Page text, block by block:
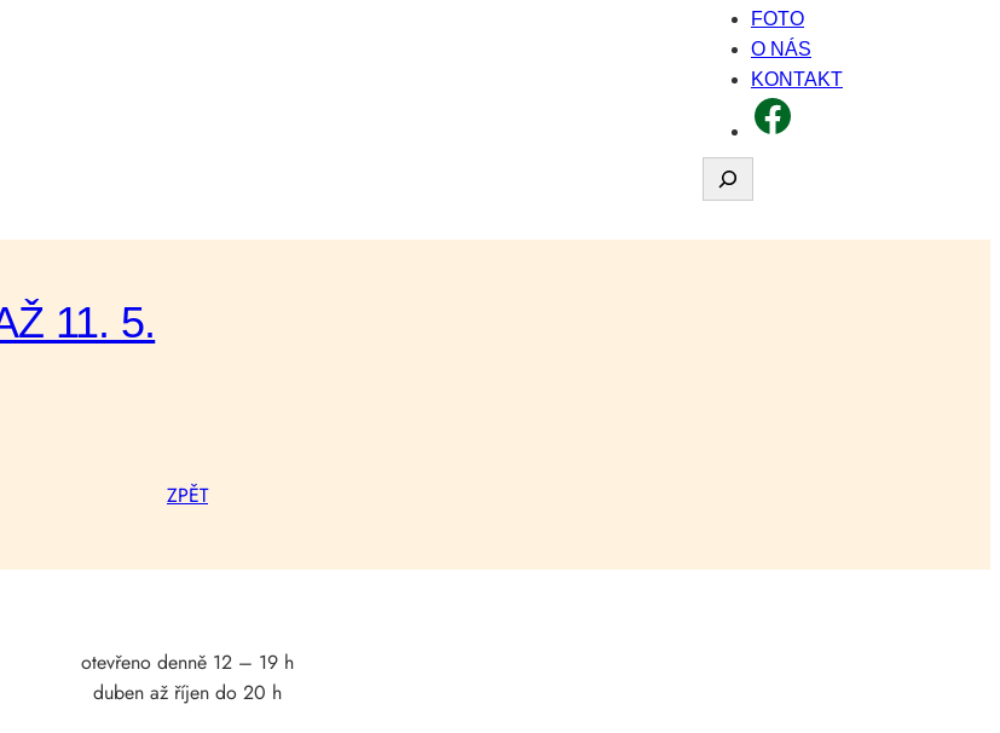
FOTO
O NÁS
KONTAKT
FACEBOOK
Hledat
11. 5.
ZPĚT
otevřeno denně 12 – 19 h
duben až říjen do 20 h